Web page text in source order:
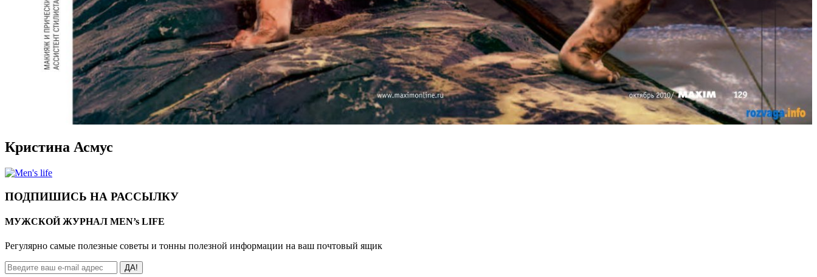
Кристина Асмус
ПОДПИШИСЬ НА РАССЫЛКУ
МУЖСКОЙ ЖУРНАЛ MEN’s LIFE
Регулярно самые полезные советы и тонны полезной информации на ваш почтовый ящик
ДА!